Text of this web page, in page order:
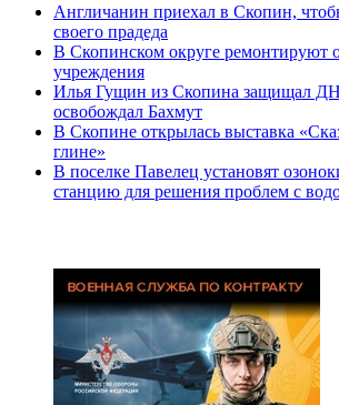
Англичанин приехал в Скопин,
своего прадеда
В Скопинском округе ремонтируют
учреждения
Илья Гущин из Скопина защищал
освобождал Бахмут
В Скопине открылась выставка
глине»
В поселке Павелец установят
станцию для решения проблем с